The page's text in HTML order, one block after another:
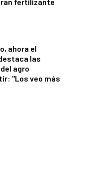
ahora el
las
agro
"Los veo más